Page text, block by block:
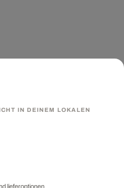
IN DEINEM LOKALEN
lieferoptionen